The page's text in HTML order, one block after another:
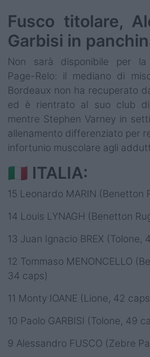
Fusco titolare,
Garbisi in
Non sarà disponibile per
Page-Relo: il mediano di
Bordeaux non ha recuperato
ed è rientrato al suo club di
mentre Stephen Varney in
allenamento differenziato per
infortunio muscolare agli
🇮🇹 ITALIA:
15 Leonardo MARIN (Benetton
14 Louis LYNAGH (Benetton
13 Juan Ignacio BREX (Tolone,
12 Tommaso MENONCELLO
34 caps)
11 Monty IOANE (Lione, 42
10 Paolo GARBISI (Tolone, 49
9 Alessandro FUSCO (Zebre